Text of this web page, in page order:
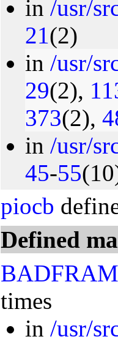
in /usr/
21(2)
in /usr/
29(2),
373(2),
in /usr/
45-55
piocb
Defined
times
in /usr/